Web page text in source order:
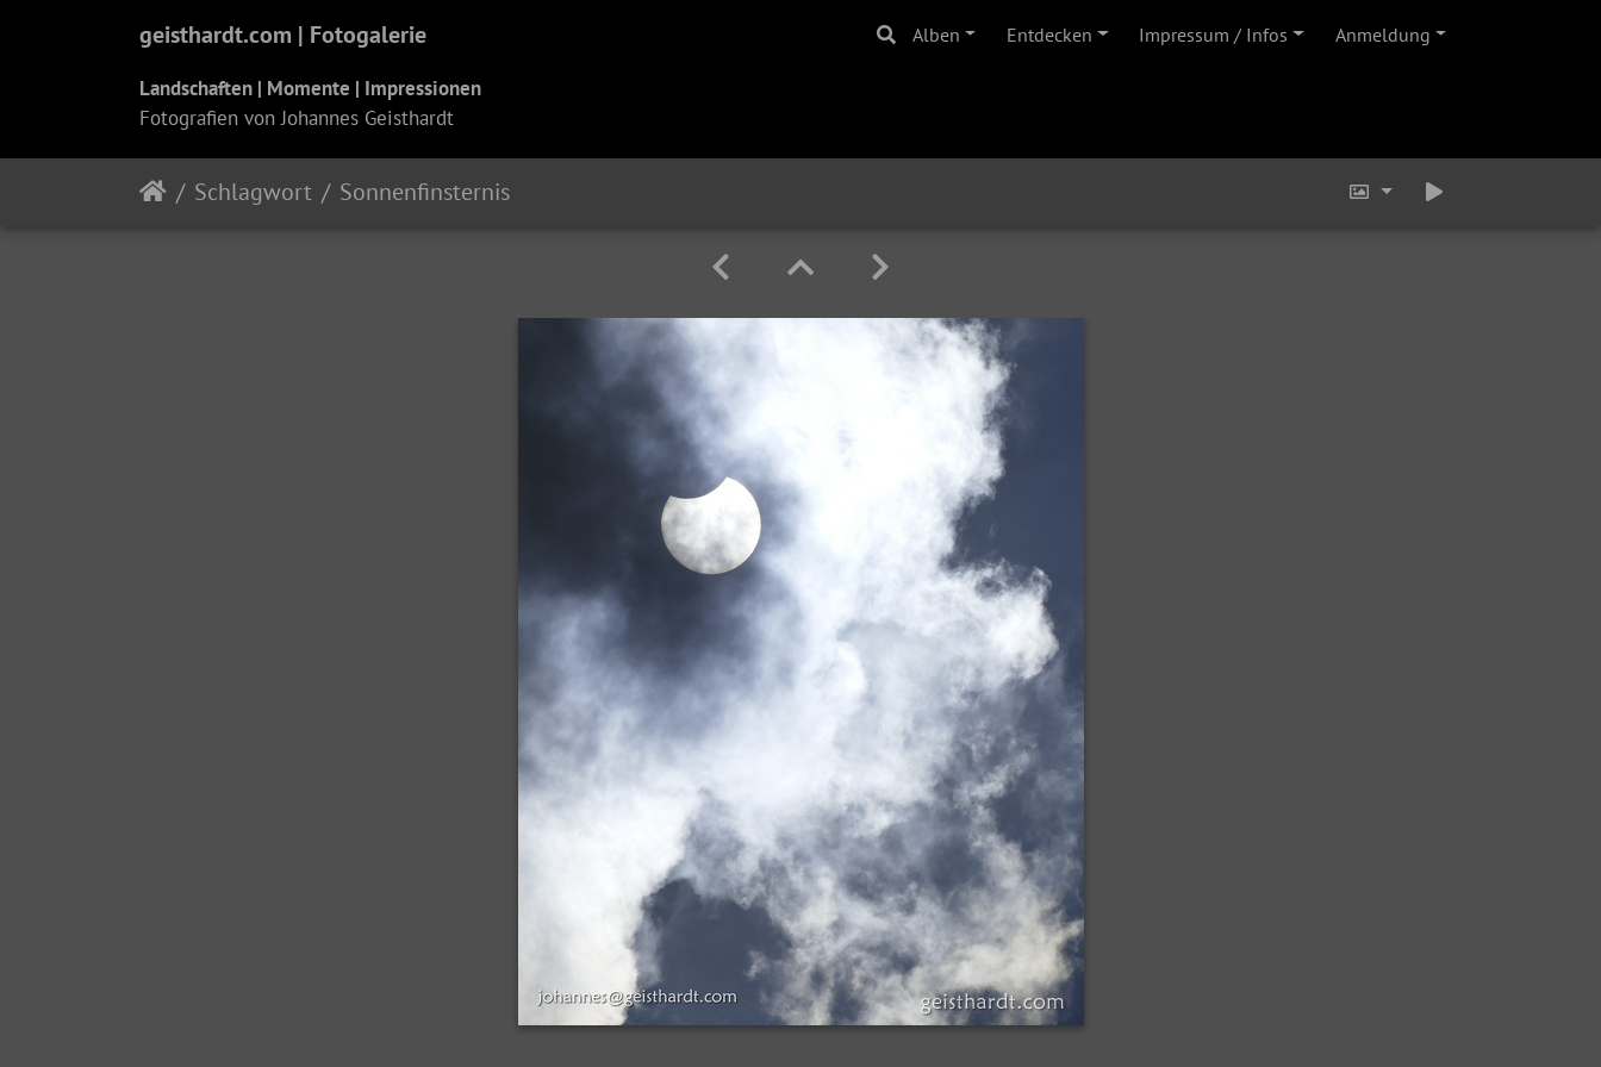
geisthardt.com | Fotogalerie Alben Entdecken Impressum / Infos Anmeldung
Landschaften | Momente | Impressionen
Fotografien von Johannes Geisthardt
Schlagwort Sonnenfinsternis